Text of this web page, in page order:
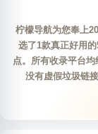
柠檬导航为您奉上
选了1款真正好用
点。所有收录平台
没有虚假垃圾链